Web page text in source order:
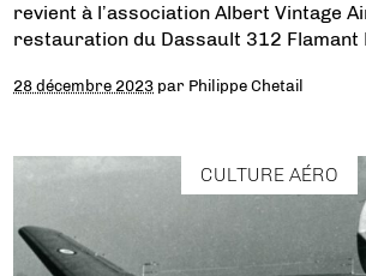
revient à l’association Albert Vintage
restauration du Dassault 312 Flamant
28 décembre 2023 par Philippe Chetail
CULTURE AÉRO